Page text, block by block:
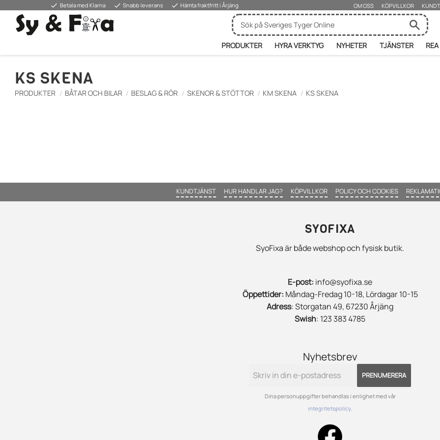
done Betala med Klarna done Snabb leverans done Hämta fraktfritt i Årjäng OM OSS KÖPVILLKOR
PRODUKTER HYRA VERKTYG NYHETER TJÄNSTER REA
KS SKENA
PRODUKTER BÅTAR OCH BILAR BESLAG & RÖR SKENOR & STÖTTOR KM SKENA KS SKENA
KUNDTJÄNST HUR HANDLAR JAG? KÖPVILLKOR POLICY OCH COOKIES
SYOFIXA
SyoFixa är både webshop och fysisk butik.
E-post: info@syofixa.se
Öppettider: Måndag-Fredag 10-18, Lördagar 10-15
Adress: Storgatan 49, 67230 Årjäng
Swish: 123 383 4785
Nyhetsbrev
PRENUMERERA
Dina personuppgifter behandlas i enlighet med vår
integritetspolicy.